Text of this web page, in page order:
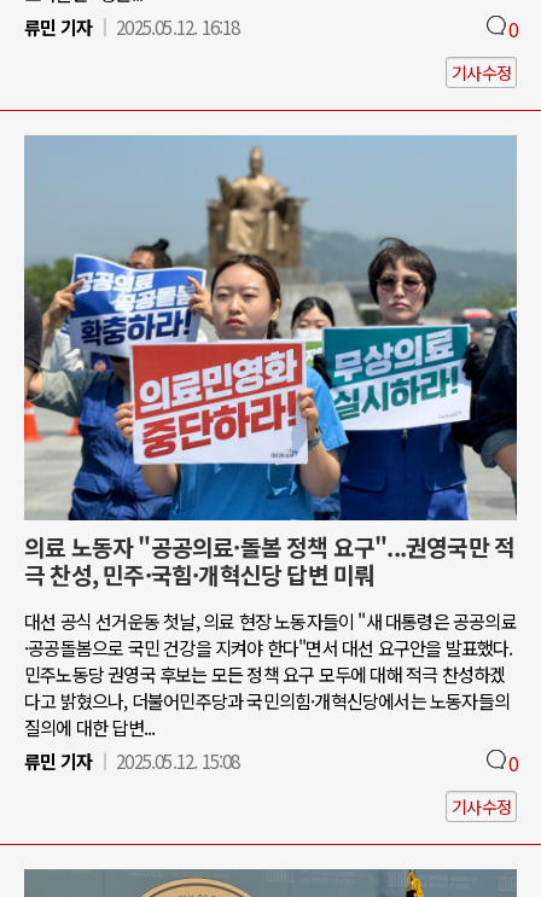
류민 기자
2025.05.12. 16:18 0
기사수정
의료 노동자 "공공의료·돌봄 정책 요구"...권영국만 적
극 찬성, 민주·국힘·개혁신당 답변 미뤄
대선 공식 선거운동 첫날, 의료 현장 노동자들이 "새 대통령은 공공의료
·공공돌봄으로 국민 건강을 지켜야 한다"면서 대선 요구안을 발표했다.
민주노동당 권영국 후보는 모든 정책 요구 모두에 대해 적극 찬성하겠
다고 밝혔으나, 더불어민주당과 국민의힘·개혁신당에서는 노동자들의
질의에 대한 답변...
류민 기자
2025.05.12. 15:08 0
기사수정